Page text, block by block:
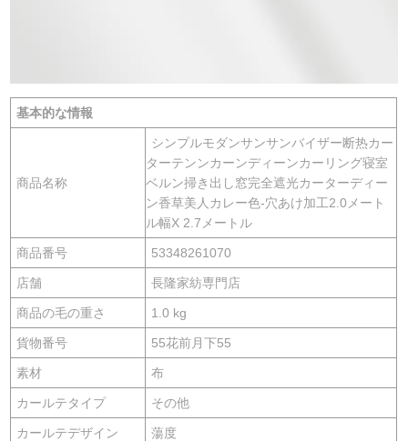
基本的な情報
商品名称
シンプルモダンサンサンバイザー断热カー
ターテンンカーンディーンカーリング寝室
ベルン掃き出し窓完全遮光カーターディー
ン香草美人カレー色-穴あけ加工2.0メート
ル幅X 2.7メートル
商品番号 53348261070
店舗 長隆家紡専門店
商品の毛の重さ 1.0 kg
貨物番号 55花前月下55
素材 布
カールテタイプ その他
カールテデザイン 蕩度